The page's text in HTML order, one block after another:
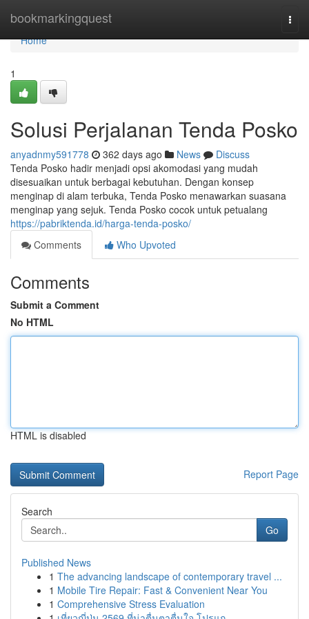
bookmarkingquest
Home
Home
1
Solusi Perjalanan Tenda Posko
anyadnmy591778 362 days ago News
Discuss
Tenda Posko hadir menjadi opsi akomodasi yang mudah
disesuaikan untuk berbagai kebutuhan. Dengan konsep
menginap di alam terbuka, Tenda Posko menawarkan suasana
menginap yang sejuk. Tenda Posko cocok untuk petualang
https://pabriktenda.id/harga-tenda-posko/
Comments
Who Upvoted
Comments
Submit a Comment
No HTML
HTML is disabled
Report Page
Search
Go
Published News
1 The advancing landscape of contemporary travel ...
1 Mobile Tire Repair: Fast & Convenient Near You
1 Comprehensive Stress Evaluation